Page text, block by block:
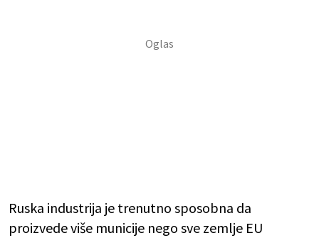
Ruska industrija je trenutno sposobna da
proizvede više municije nego sve zemlje EU